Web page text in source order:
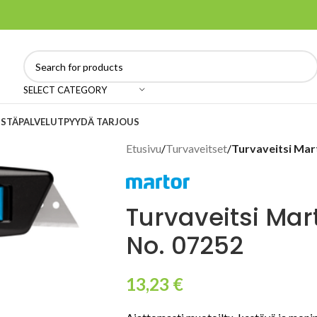
SELECT CATEGORY
PALVELUTPYYDÄ TARJOUS
Etusivu/Turvaveitset/Turvaveitsi
Turvaveitsi
No. 07252
13,23 €